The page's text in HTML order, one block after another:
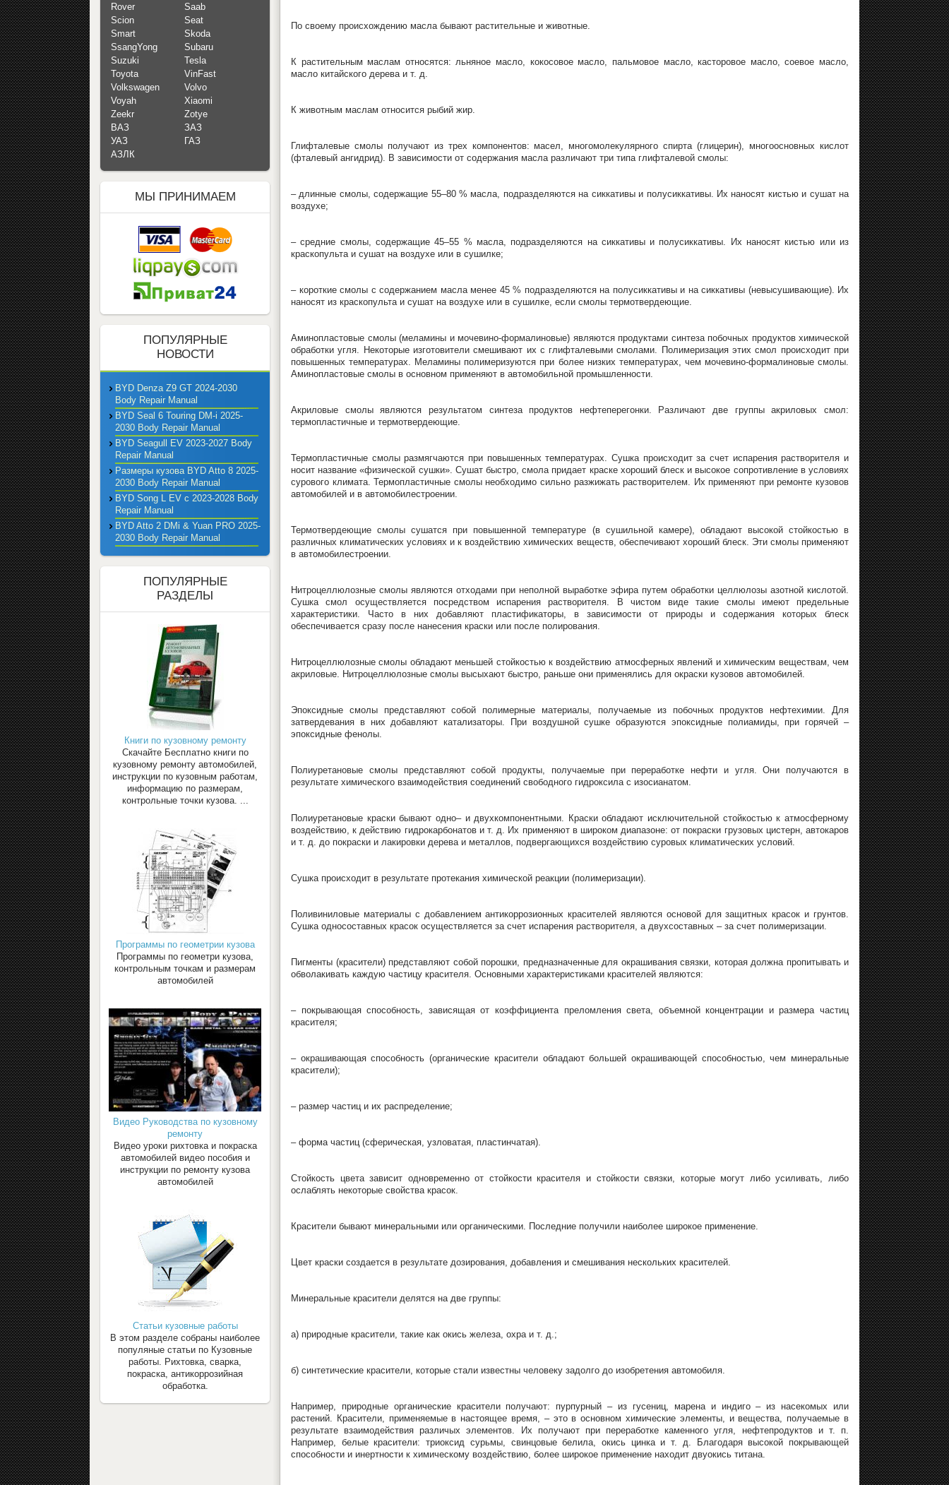
По своему происхождению масла бывают растительные и животные.
К растительным маслам относятся: льняное масло, кокосовое масло, пальмовое масло, касторовое масло, соевое масло,
масло китайского дерева и т. д.
К животным маслам относится рыбий жир.
Глифталевые смолы получают из трех компонентов: масел, многомолекулярного спирта (глицерин), многоосновных кислот
(фталевый ангидрид). В зависимости от содержания масла различают три типа глифталевой смолы:
– длинные смолы, содержащие 55–80 % масла, подразделяются на сиккативы и полусиккативы. Их наносят кистью и сушат на
воздухе;
– средние смолы, содержащие 45–55 % масла, подразделяются на сиккативы и полусиккативы. Их наносят кистью или из
краскопульта и сушат на воздухе или в сушилке;
– короткие смолы с содержанием масла менее 45 % подразделяются на полусиккативы и на сиккативы (невысушивающие). Их
наносят из краскопульта и сушат на воздухе или в сушилке, если смолы термотвердеющие.
Аминопластовые смолы (меламины и мочевино-формалиновые) являются продуктами синтеза побочных продуктов химической
обработки угля. Некоторые изготовители смешивают их с глифталевыми смолами. Полимеризация этих смол происходит при
повышенных температурах. Меламины полимеризуются при более низких температурах, чем мочевино-формалиновые смолы.
Аминопластовые смолы в основном применяют в автомобильной промышленности.
Акриловые смолы являются результатом синтеза продуктов нефтеперегонки. Различают две группы акриловых смол:
термопластичные и термотвердеющие.
Термопластичные смолы размягчаются при повышенных температурах. Сушка происходит за счет испарения растворителя и
носит название «физической сушки». Сушат быстро, смола придает краске хороший блеск и высокое сопротивление в условиях
сурового климата. Термопластичные смолы необходимо сильно разжижать растворителем. Их применяют при ремонте кузовов
автомобилей и в автомобилестроении.
Термотвердеющие смолы сушатся при повышенной температуре (в сушильной камере), обладают высокой стойкостью в
различных климатических условиях и к воздействию химических веществ, обеспечивают хороший блеск. Эти смолы применяют
в автомобилестроении.
Нитроцеллюлозные смолы являются отходами при неполной выработке эфира путем обработки целлюлозы азотной кислотой.
Сушка смол осуществляется посредством испарения растворителя. В чистом виде такие смолы имеют предельные
характеристики. Часто в них добавляют пластификаторы, в зависимости от природы и содержания которых блеск
обеспечивается сразу после нанесения краски или после полирования.
Нитроцеллюлозные смолы обладают меньшей стойкостью к воздействию атмосферных явлений и химическим веществам, чем
акриловые. Нитроцеллюлозные смолы высыхают быстро, раньше они применялись для окраски кузовов автомобилей.
Эпоксидные смолы представляют собой полимерные материалы, получаемые из побочных продуктов нефтехимии. Для
затвердевания в них добавляют катализаторы. При воздушной сушке образуются эпоксидные полиамиды, при горячей –
эпоксидные фенолы.
Полиуретановые смолы представляют собой продукты, получаемые при переработке нефти и угля. Они получаются в
результате химического взаимодействия соединений свободного гидроксила с изосианатом.
Полиуретановые краски бывают одно– и двухкомпонентными. Краски обладают исключительной стойкостью к атмосферному
воздействию, к действию гидрокарбонатов и т. д. Их применяют в широком диапазоне: от покраски грузовых цистерн, автокаров
и т. д. до покраски и лакировки дерева и металлов, подвергающихся воздействию суровых климатических условий.
Сушка происходит в результате протекания химической реакции (полимеризации).
Поливиниловые материалы с добавлением антикоррозионных красителей являются основой для защитных красок и грунтов.
Сушка односоставных красок осуществляется за счет испарения растворителя, а двухсоставных – за счет полимеризации.
Пигменты (красители) представляют собой порошки, предназначенные для окрашивания связки, которая должна пропитывать и
обволакивать каждую частицу красителя. Основными характеристиками красителей являются:
– покрывающая способность, зависящая от коэффициента преломления света, объемной концентрации и размера частиц
красителя;
– окрашивающая способность (органические красители обладают большей окрашивающей способностью, чем минеральные
красители);
– размер частиц и их распределение;
– форма частиц (сферическая, узловатая, пластинчатая).
Стойкость цвета зависит одновременно от стойкости красителя и стойкости связки, которые могут либо усиливать, либо
ослаблять некоторые свойства красок.
Красители бывают минеральными или органическими. Последние получили наиболее широкое применение.
Цвет краски создается в результате дозирования, добавления и смешивания нескольких красителей.
Минеральные красители делятся на две группы:
а) природные красители, такие как окись железа, охра и т. д.;
б) синтетические красители, которые стали известны человеку задолго до изобретения автомобиля.
Например, природные органические красители получают: пурпурный – из гусениц, марена и индиго – из насекомых или
растений. Красители, применяемые в настоящее время, – это в основном химические элементы, и вещества, получаемые в
результате взаимодействия различых элементов. Их получают при переработке каменного угля, нефтепродуктов и т. п.
Например, белые красители: триоксид сурьмы, свинцовые белила, окись цинка и т. д. Благодаря высокой покрывающей
способности и инертности к химическому воздействию, более широкое применение находит двуокись титана.
Rover
Saab
Scion
Seat
Smart
Skoda
SsangYong
Subaru
Suzuki
Tesla
Toyota
VinFast
Volkswagen
Volvo
Voyah
Xiaomi
Zeekr
Zotye
ВАЗ
ЗАЗ
УАЗ
ГАЗ
АЗЛК
МЫ ПРИНИМАЕМ
ПОПУЛЯРНЫЕ
НОВОСТИ
BYD Denza Z9 GT 2024-2030
Body Repair Manual
BYD Seal 6 Touring DM-i 2025-
2030 Body Repair Manual
BYD Seagull EV 2023-2027 Body
Repair Manual
Размеры кузова BYD Atto 8 2025-
2030 Body Repair Manual
BYD Song L EV с 2023-2028 Body
Repair Manual
BYD Atto 2 DMi & Yuan PRO 2025-
2030 Body Repair Manual
ПОПУЛЯРНЫЕ
РАЗДЕЛЫ
Книги по кузовному ремонту
Скачайте Бесплатно книги по
кузовному ремонту автомобилей,
инструкции по кузовным работам,
информацию по размерам,
контрольные точки кузова. ...
Программы по геометрии кузова
Программы по геометри кузова,
контрольным точкам и размерам
автомобилей
Видео Руководства по кузовному
ремонту
Видео уроки рихтовка и покраска
автомобилей видео пособия и
инструкции по ремонту кузова
автомобилей
Статьи кузовные работы
В этом разделе собраны наиболее
популяные статьи по Кузовные
работы. Рихтовка, сварка,
покраска, антикоррозийная
обработка.